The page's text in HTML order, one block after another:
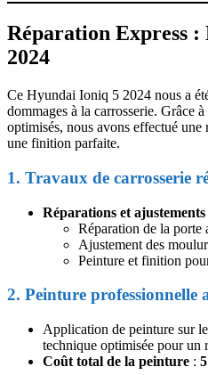
Réparation Express
2024
Ce Hyundai Ioniq 5 2024 nous a
dommages à la carrosserie. Grâce
optimisés, nous avons effectué une
une finition parfaite.
1. Travaux de carrosserie
Réparations et ajustements
Réparation de la porte
Ajustement des
Peinture et finition
2. Peinture professionnelle
Application de peinture sur
technique optimisée pour un
Coût total de la peinture :